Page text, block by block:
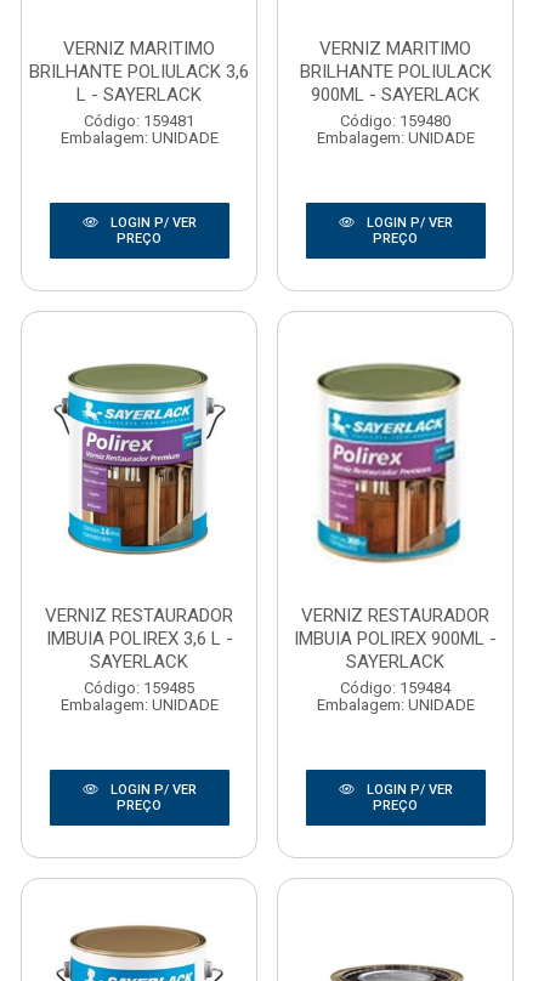
VERNIZ MARITIMO
BRILHANTE POLIULACK 3,6
L - SAYERLACK
Código: 159481
Embalagem: UNIDADE
LOGIN P/ VER
PREÇO
VERNIZ MARITIMO
BRILHANTE POLIULACK
900ML - SAYERLACK
Código: 159480
Embalagem: UNIDADE
LOGIN P/ VER
PREÇO
VERNIZ RESTAURADOR
IMBUIA POLIREX 3,6 L -
SAYERLACK
Código: 159485
Embalagem: UNIDADE
LOGIN P/ VER
PREÇO
VERNIZ RESTAURADOR
IMBUIA POLIREX 900ML -
SAYERLACK
Código: 159484
Embalagem: UNIDADE
LOGIN P/ VER
PREÇO